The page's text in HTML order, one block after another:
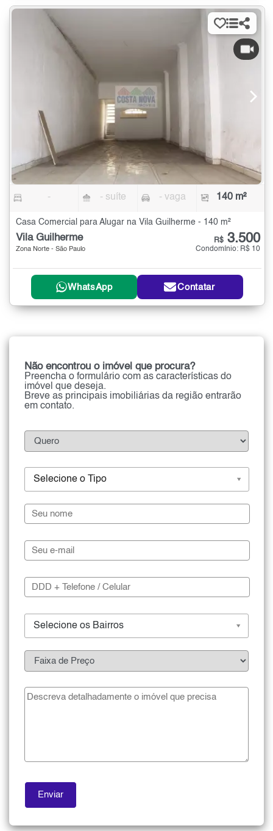
- - suíte - vaga 140 m²
Casa Comercial para Alugar na Vila Guilherme - 140 m²
Vila Guilherme
Zona Norte - São Paulo
R$ 3.500
Condomínio: R$ 10
WhatsApp Contatar
Não encontrou o imóvel que procura?
Preencha o formulário com as características do
imóvel que deseja.
Breve as principais imobiliárias da região entrarão
em contato.
Selecione o Tipo
Selecione os Bairros